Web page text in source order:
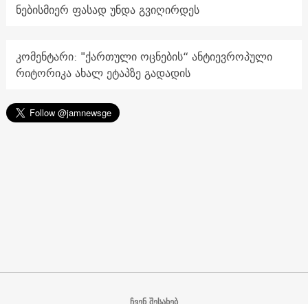
ნებისმიერ ფასად უნდა გვიღირდეს
კომენტარი: "ქართული ოცნების“ ანტიევროპული
რიტორიკა ახალ ეტაპზე გადადის